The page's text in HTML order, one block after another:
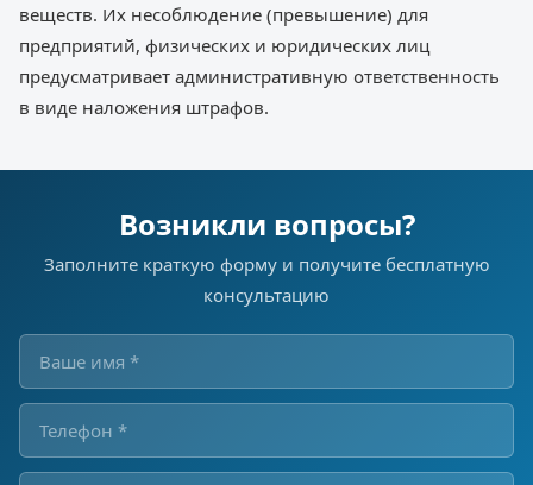
веществ. Их несоблюдение (превышение) для
предприятий, физических и юридических лиц
предусматривает административную ответственность
в виде наложения штрафов.
Возникли вопросы?
Заполните краткую форму и получите бесплатную
консультацию